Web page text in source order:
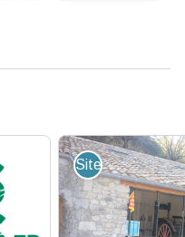
Site de visite